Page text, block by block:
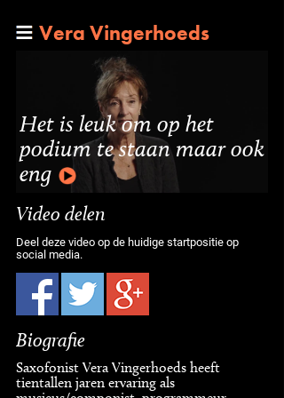
Vera Vingerhoeds
Het is leuk om op het
podium te staan maar ook
eng
Video delen
Deel deze video op de huidige startpositie op
social media.
Biografie
Saxofonist Vera Vingerhoeds heeft
tientallen jaren ervaring als